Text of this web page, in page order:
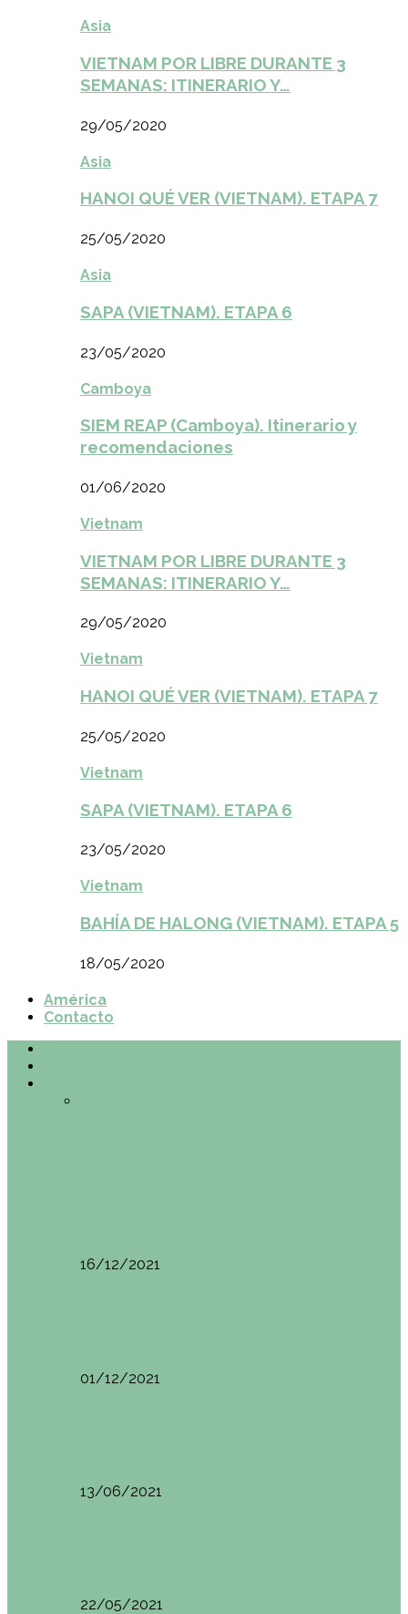
Asia
VIETNAM POR LIBRE DURANTE 3
SEMANAS: ITINERARIO Y…
29/05/2020
Asia
HANOI QUÉ VER (VIETNAM). ETAPA 7
25/05/2020
Asia
SAPA (VIETNAM). ETAPA 6
23/05/2020
Camboya
SIEM REAP (Camboya). Itinerario y
recomendaciones
01/06/2020
Vietnam
VIETNAM POR LIBRE DURANTE 3
SEMANAS: ITINERARIO Y…
29/05/2020
Vietnam
HANOI QUÉ VER (VIETNAM). ETAPA 7
25/05/2020
Vietnam
SAPA (VIETNAM). ETAPA 6
23/05/2020
Vietnam
BAHÍA DE HALONG (VIETNAM). ETAPA 5
18/05/2020
América
Contacto
16/12/2021
01/12/2021
13/06/2021
22/05/2021